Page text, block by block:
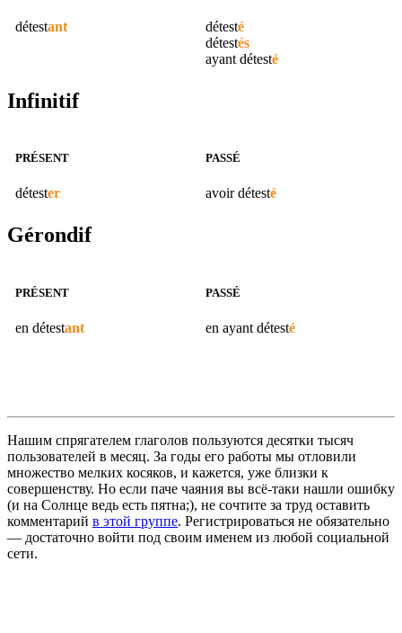
détestant détesté
détestés
ayant détesté
Infinitif
PRÉSENT
détester
PASSÉ
avoirdétesté
Gérondif
PRÉSENT
en détestant
PASSÉ
en ayant détesté
Нашим спрягателем глаголов пользуются десятки тысяч
пользователей в месяц. За годы его работы мы отловили
множество мелких косяков, и кажется, уже близки к
совершенству. Но если паче чаяния вы всё-таки нашли ошибку
(и на Солнце ведь есть пятна;), не сочтите за труд оставить
комментарий в этой группе. Регистрироваться не обязательно
— достаточно войти под своим именем из любой социальной
сети.